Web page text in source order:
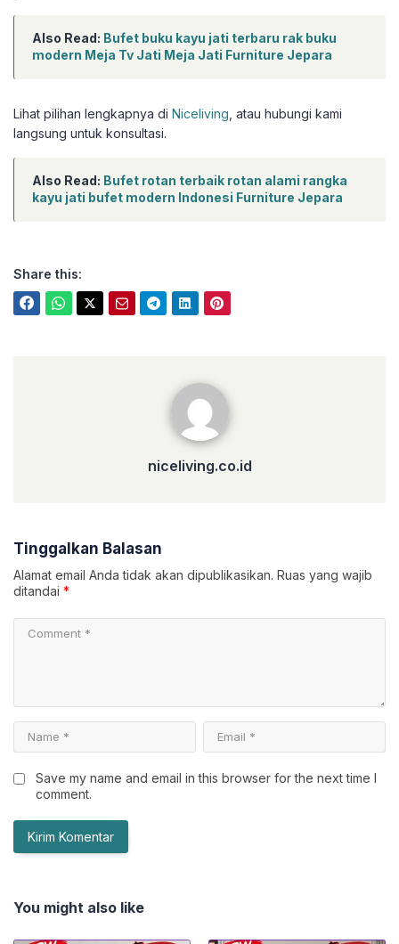
Also Read: Bufet buku kayu jati terbaru rak buku
modern Meja Tv Jati Meja Jati Furniture Jepara
Lihat pilihan lengkapnya di Niceliving , atau hubungi kami
langsung untuk konsultasi.
Also Read: Bufet rotan terbaik rotan alami rangka
kayu jati bufet modern Indonesi Furniture Jepara
Share this:
niceliving.co.id
Tinggalkan Balasan
Alamat email Anda tidak akan dipublikasikan. Ruas yang wajib
ditandai *
Save my name and email in this browser for the next time I
comment.
You might also like